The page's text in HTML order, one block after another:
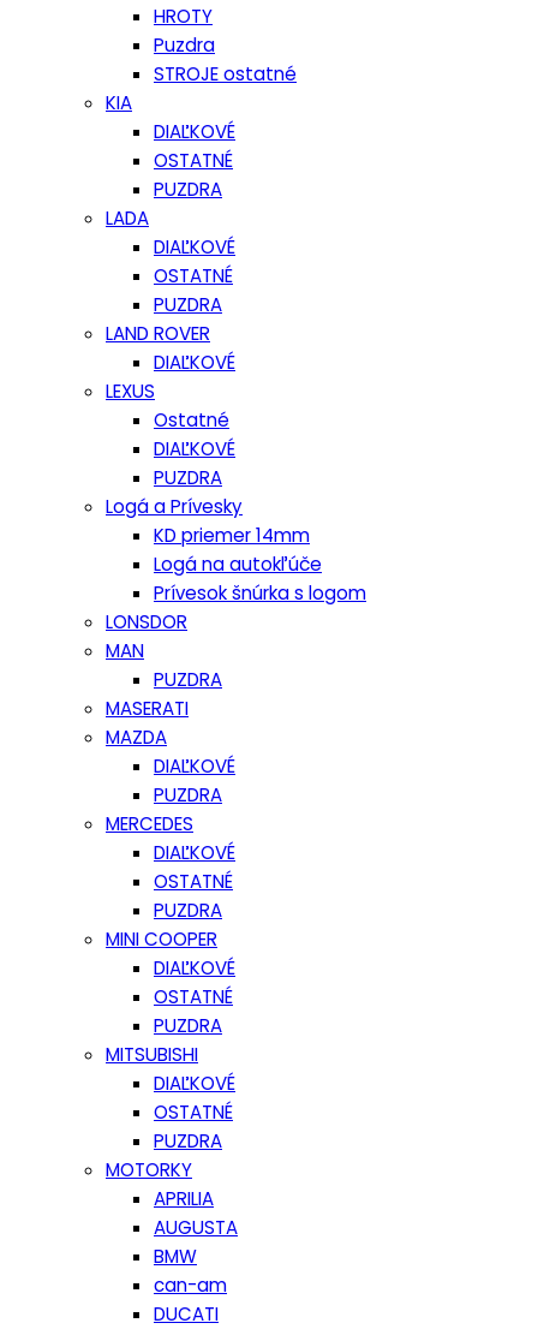
HROTY
Puzdra
STROJE ostatné
KIA
DIAĽKOVÉ
OSTATNÉ
PUZDRA
LADA
DIAĽKOVÉ
OSTATNÉ
PUZDRA
LAND ROVER
DIAĽKOVÉ
LEXUS
Ostatné
DIAĽKOVÉ
PUZDRA
Logá a Prívesky
KD priemer 14mm
Logá na autokľúče
Prívesok šnúrka s logom
LONSDOR
MAN
PUZDRA
MASERATI
MAZDA
DIAĽKOVÉ
PUZDRA
MERCEDES
DIAĽKOVÉ
OSTATNÉ
PUZDRA
MINI COOPER
DIAĽKOVÉ
OSTATNÉ
PUZDRA
MITSUBISHI
DIAĽKOVÉ
OSTATNÉ
PUZDRA
MOTORKY
APRILIA
AUGUSTA
BMW
can-am
DUCATI